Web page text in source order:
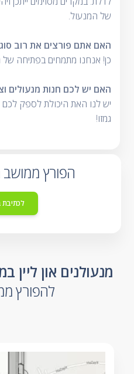
של המנעול.
האם אתם פורצים את רוב
כן! אנחנו מתמחים בפתיחה של
האם יש לכם חנות מנעולים
יש לנו האת היכולת לספק לכם
גמזו!
הפורץ ממושב
לכתיבת
מנעולנים און ליין
להפורץ